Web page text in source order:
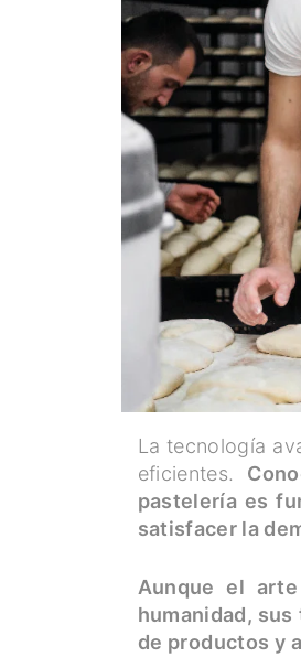
La tecnología
eficientes.
pastelería es
satisfacer la
Aunque el
humanidad,
de productos y